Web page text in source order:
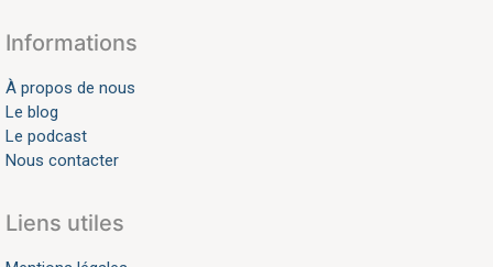
Informations
À propos de nous
Le blog
Le podcast
Nous contacter
Liens utiles